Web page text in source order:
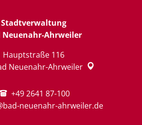
Stadtverwaltung
Neuenahr-Ahrweiler
Hauptstraße 116
Neuenahr-Ahrweiler
+49 2641 87-100
neuenahr-ahrweiler.de